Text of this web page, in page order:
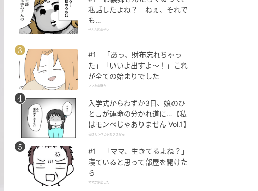
私話したよね？ ねぇ、それで
も…
ぜんぶ私のせい
#1 「あっ、財布忘れちゃっ
た」「いいよ出すよ〜！」これ
が全ての始まりでした
ママ友の財布
入学式からわずか3日、娘のひ
と言が運命の分かれ道に…【私
はモンペじゃありません Vol.1】
私はモンペじゃありません
#1 「ママ、生きてるよね？」
寝ていると思って部屋を開けた
ら
ママが家出した